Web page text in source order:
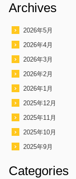
Archives
2026年5月
2026年4月
2026年3月
2026年2月
2026年1月
2025年12月
2025年11月
2025年10月
2025年9月
Categories